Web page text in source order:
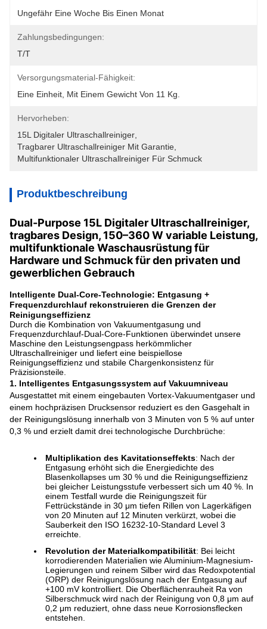
Ungefähr Eine Woche Bis Einen Monat
Zahlungsbedingungen:
T/T
Versorgungsmaterial-Fähigkeit:
Eine Einheit, Mit Einem Gewicht Von 11 Kg.
Hervorheben:
15L Digitaler Ultraschallreiniger
Tragbarer Ultraschallreiniger Mit Garantie
Multifunktionaler Ultraschallreiniger Für Schmuck
Produktbeschreibung
Dual-Purpose 15L Digitaler Ultraschallreiniger,
tragbares Design, 150–360 W variable Leistung,
multifunktionale Waschausrüstung für
Hardware und Schmuck für den privaten und
gewerblichen Gebrauch
Intelligente Dual-Core-Technologie: Entgasung +
Frequenzdurchlauf rekonstruieren die Grenzen der
Reinigungseffizienz
Durch die Kombination von Vakuumentgasung und
Frequenzdurchlauf-Dual-Core-Funktionen überwindet unsere
Maschine den Leistungsengpass herkömmlicher
Ultraschallreiniger und liefert eine beispiellose
Reinigungseffizienz und stabile Chargenkonsistenz für
Präzisionsteile.
1. Intelligentes Entgasungssystem auf Vakuumniveau
Ausgestattet mit einem eingebauten Vortex-Vakuumentgaser und
einem hochpräzisen Drucksensor reduziert es den Gasgehalt in
der Reinigungslösung innerhalb von 3 Minuten von 5 % auf unter
0,3 % und erzielt damit drei technologische Durchbrüche:
Multiplikation des Kavitationseffekts: Nach der
Entgasung erhöht sich die Energiedichte des
Blasenkollapses um 30 % und die Reinigungseffizienz
bei gleicher Leistungsstufe verbessert sich um 40 %. In
einem Testfall wurde die Reinigungszeit für
Fettrückstände in 30 μm tiefen Rillen von Lagerkäfigen
von 20 Minuten auf 12 Minuten verkürzt, wobei die
Sauberkeit den ISO 16232-10-Standard Level 3
erreichte.
Revolution der Materialkompatibilität: Bei leicht
korrodierenden Materialien wie Aluminium-Magnesium-
Legierungen und reinem Silber wird das Redoxpotential
(ORP) der Reinigungslösung nach der Entgasung auf
+100 mV kontrolliert. Die Oberflächenrauheit Ra von
Silberschmuck wird nach der Reinigung von 0,8 μm auf
0,2 μm reduziert, ohne dass neue Korrosionsflecken
entstehen.